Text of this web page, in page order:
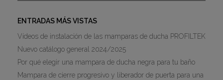
ENTRADAS MÁS VISTAS
Vídeos de instalación de las mamparas de ducha PROFILTEK
Nuevo catálogo general 2024/2025
Por qué elegir una mampara de ducha negra para tu baño
Mampara de cierre progresivo y liberador de puerta para una